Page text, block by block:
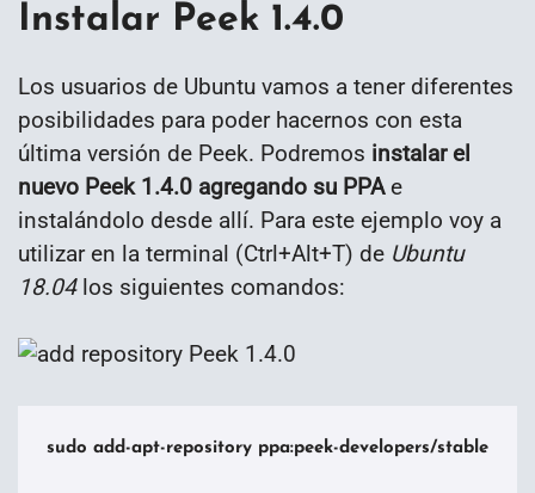
Instalar Peek 1.4.0
Los usuarios de Ubuntu vamos a tener diferentes
posibilidades para poder hacernos con esta
última versión de Peek. Podremos instalar el
nuevo Peek 1.4.0 agregando su PPAe
instalándolo desde allí. Para este ejemplo voy a
utilizar en la terminal (Ctrl+Alt+T) de Ubuntu
18.04los siguientes comandos:
sudo add-apt-repository ppa:peek-developers/stable